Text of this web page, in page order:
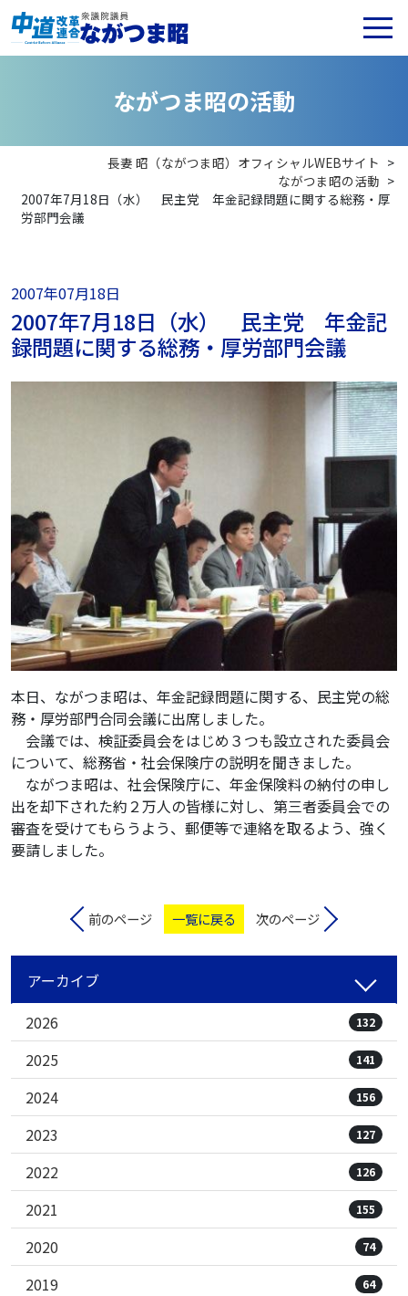
ながつま昭の活動
長妻 昭（ながつま昭）オフィシャルWEBサイト >
ながつま昭の活動 >
2007年7月18日（水） 民主党 年金記録問題に関する総務・厚
労部門会議
2007年07月18日
2007年7月18日（水） 民主党 年金記
録問題に関する総務・厚労部門会議
本日、ながつま昭は、年金記録問題に関する、民主党の総
務・厚労部門合同会議に出席しました。
会議では、検証委員会をはじめ３つも設立された委員会
について、総務省・社会保険庁の説明を聞きました。
ながつま昭は、社会保険庁に、年金保険料の納付の申し
出を却下された約２万人の皆様に対し、第三者委員会での
審査を受けてもらうよう、郵便等で連絡を取るよう、強く
要請しました。
前のページ 一覧に戻る 次のページ
アーカイブ
2026
132
2025 141
2024 156
2023 127
2022 126
2021 155
2020 74
2019 64